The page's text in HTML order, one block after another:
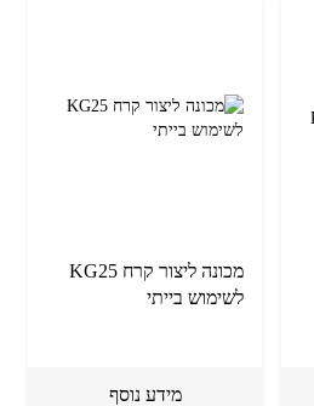
מכונה ליצור קרח KG25
לשימוש בייתי
מידע נוסף